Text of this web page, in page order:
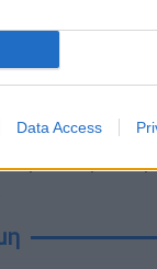
Data Access
και
Ανάπτυξης